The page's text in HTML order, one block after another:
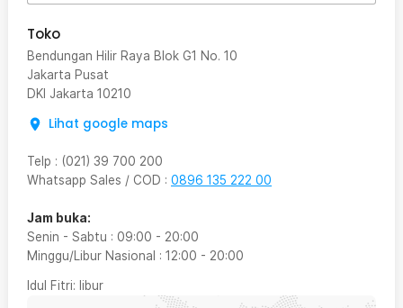
Toko
Bendungan Hilir Raya Blok G1 No. 10
Jakarta Pusat
DKI Jakarta 10210
Lihat google maps
Telp : (021) 39 700 200
Whatsapp Sales / COD : 0896 135 222 00
Jam buka:
Senin - Sabtu : 09:00 - 20:00
Minggu/Libur Nasional : 12:00 - 20:00
Idul Fitri: libur